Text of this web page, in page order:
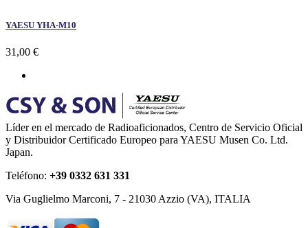
YAESU YHA-M10
31,00 €
Líder en el mercado de Radioaficionados, Centro de Servicio Oficial
y Distribuidor Certificado Europeo para YAESU Musen Co. Ltd.
Japan.
Teléfono: +39 0332 631 331
Via Guglielmo Marconi, 7 - 21030 Azzio (VA), ITALIA